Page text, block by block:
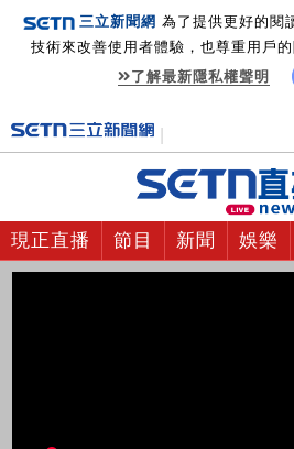
三立新聞網 為了提供更好的閱
技術來改善使用者體驗，也尊重用戶
了解最新隱私權聲明
現正直播 節目 新聞 娛樂